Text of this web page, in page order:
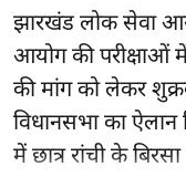
झारखंडलोक सेवा
आयोग की परीक्षाओं
की मांग को लेकर
विधानसभा का
में छात्र रांची के